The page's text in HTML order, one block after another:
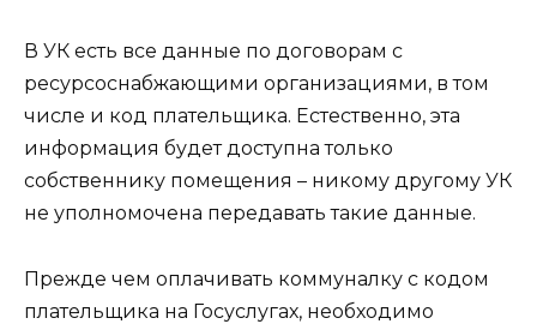
В УК есть все данные по договорам с
ресурсоснабжающими организациями, в том
числе и код плательщика. Естественно, эта
информация будет доступна только
собственнику помещения – никому другому УК
не уполномочена передавать такие данные.
Прежде чем оплачивать коммуналку с кодом
плательщика на Госуслугах, необходимо